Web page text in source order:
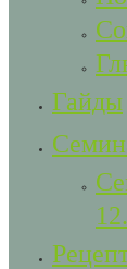
Гайды